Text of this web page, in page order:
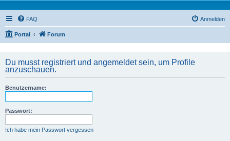
FAQ Anmelden
Portal Forum
Du musst registriert und angemeldet sein, um Profile
anzuschauen.
Benutzername:
Passwort:
Ich habe mein Passwort vergessen